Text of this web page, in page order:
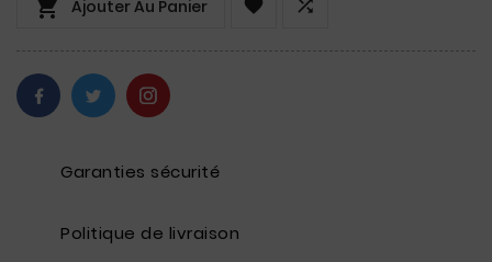
 Ajouter Au Panier  
Garanties sécurité
Politique de livraison